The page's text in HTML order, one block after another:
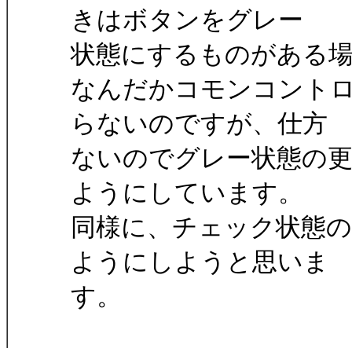
きはボタンをグレー
状態にするものがある
なんだかコモンコント
らないのですが、仕方
ないのでグレー状態の
ようにしています。
同様に、チェック状態
ようにしようと思いま
す。